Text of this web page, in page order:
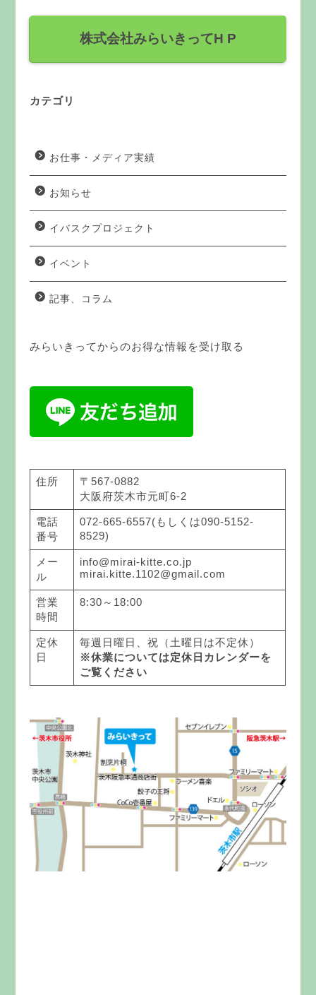
株式会社みらいきってH P
カテゴリ
お仕事・メディア実績
お知らせ
イバスクプロジェクト
イベント
記事、コラム
みらいきってからのお得な情報を受け取る
住所
〒567-0882
大阪府茨木市元町6-2
電話
番号
072-665-6557(もしくは090-5152-
8529)
メー
ル
info@mirai-kitte.co.jp
mirai.kitte.1102@gmail.com
営業
時間
8:30～18:00
定休
日
毎週日曜日、祝（土曜日は不定休）
※休業については定休日カレンダーを
ご覧ください